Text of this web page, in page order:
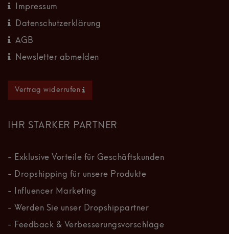
Impressum
Datenschutzerklärung
AGB
Newsletter abmelden
Vertrag widerrufen
IHR STARKER PARTNER
- Exklusive Vorteile für Geschäftskunden
- Dropshipping für unsere Produkte
- Influencer Marketing
- Werden Sie unser Dropshippartner
- Feedback & Verbesserungsvorschläge